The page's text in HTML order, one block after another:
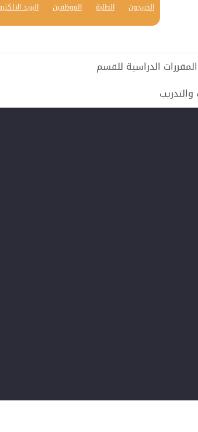
الخريجون الطلبة الموظفين البريد
المقررات الدراسية للقسم